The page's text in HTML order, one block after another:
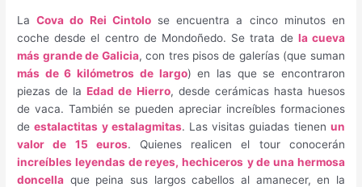
LaCova do Rei Cintolose encuentra a cinco minutos en
coche desde el centro de Mondoñedo. Se trata de la cueva
más grande de Galicia, con tres pisos de galerías (que suman
más de 6 kilómetros de largo) en las que se encontraron
piezas de laEdad de Hierro, desde cerámicas hasta huesos
de vaca. También se pueden apreciar increíbles formaciones
deestalactitas y estalagmitas. Las visitas guiadas tienen un
valor de 15 euros. Quienes realicen el tour conocerán
increíbles leyendas de reyes, hechiceros y de una hermosa
doncella que peina sus largos cabellos al amanecer, en la